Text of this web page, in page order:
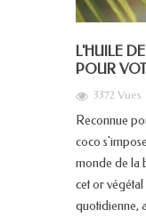
L'HUILE
POUR
3372 Vues
Reconnue
coco
monde de la
cet or
quotidienne,